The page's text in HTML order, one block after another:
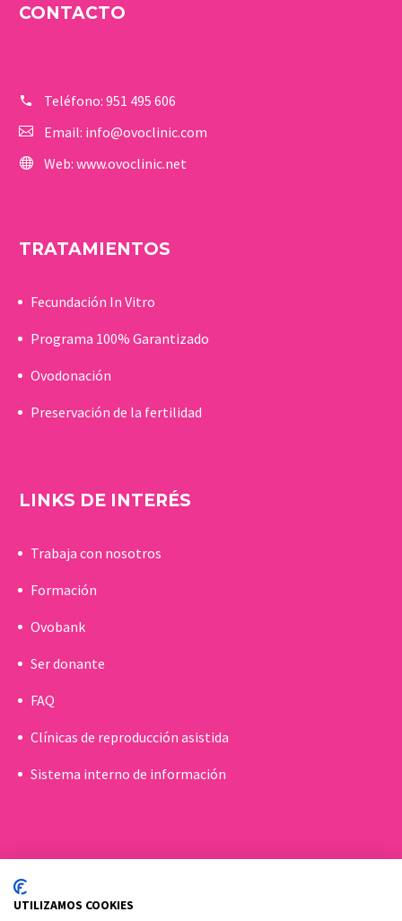
CONTACTO
Teléfono: 951 495 606
Email: info@ovoclinic.com
Web: www.ovoclinic.net
TRATAMIENTOS
Fecundación In Vitro
Programa 100% Garantizado
Ovodonación
Preservación de la fertilidad
LINKS DE INTERÉS
Trabaja con nosotros
Formación
Ovobank
Ser donante
FAQ
Clínicas de reproducción asistida
Sistema interno de información
UTILIZAMOS COOKIES